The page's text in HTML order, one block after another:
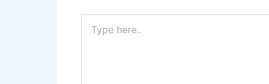
here..